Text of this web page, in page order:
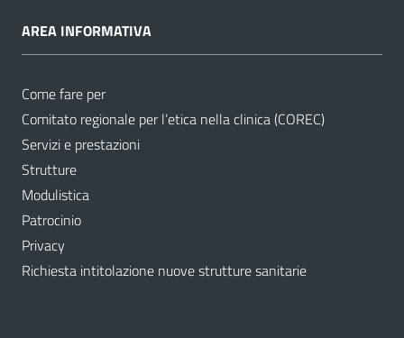
AREA INFORMATIVA
Come fare per
Comitato regionale per l’etica nella clinica (COREC)
Servizi e prestazioni
Strutture
Modulistica
Patrocinio
Privacy
Richiesta intitolazione nuove strutture sanitarie